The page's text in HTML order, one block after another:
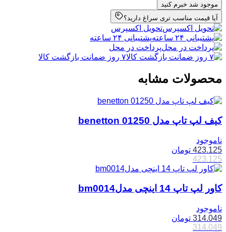
موجود شد خبرم کنید
آیا قیمت مناسب تری سراغ دارید؟
تحویل اکسپرس
پشتیبانی ۲۴ ساعته
پرداخت در محل
۷ روز ضمانت بازگشت کالا
محصولات مشابه
کیف لپ تاپ مدل benetton 01250
ناموجود
423.125 تومان
423.125
کاور لپ تاپ 14 اینچی مدلbm0014
ناموجود
314.049 تومان
314.049